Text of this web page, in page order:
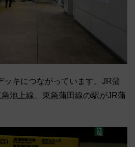
ッキにつながっています。JR蒲
池上線、東急蒲田線の駅がJR蒲